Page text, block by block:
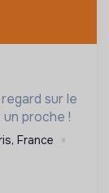
sur le
proche !
France